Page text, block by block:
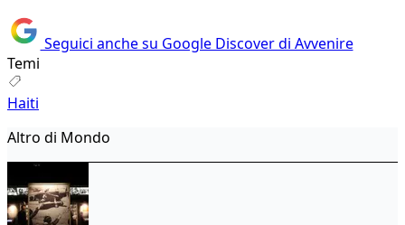
Seguici anche su Google Discover di Avvenire
Temi
Haiti
Altro di Mondo